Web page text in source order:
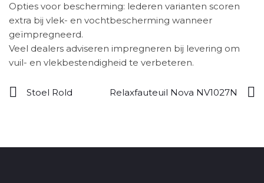
Opties voor bescherming: lederen varianten scoren
extra bij vlek- en vochtbescherming wanneer
geïmpregneerd.
Veel dealers adviseren impregneren bij levering om
vuil- en vlekbestendigheid te verbeteren.
Stoel Rold Relaxfauteuil Nova NV1027N